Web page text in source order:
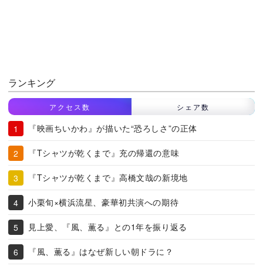
ランキング
アクセス数 シェア数
『映画ちいかわ』が描いた“恐ろしさ”の正体
『Tシャツが乾くまで』充の帰還の意味
『Tシャツが乾くまで』高橋文哉の新境地
小栗旬×横浜流星、豪華初共演への期待
見上愛、『風、薫る』との1年を振り返る
『風、薫る』はなぜ新しい朝ドラに？